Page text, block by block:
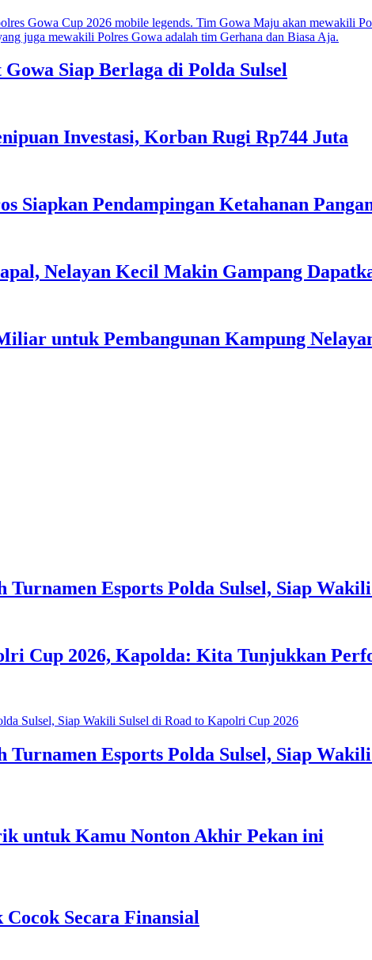
Siap Berlaga di Polda Sulsel
Investasi, Korban Rugi Rp744 Juta
Siapkan Pendampingan Ketahanan
Nelayan Kecil Makin Gampang
untuk Pembangunan Kampung
Esports Polda Sulsel, Siap
Cup 2026, Kapolda: Kita Tunjukkan
Esports Polda Sulsel, Siap
untuk Kamu Nonton Akhir Pekan ini
Secara Finansial